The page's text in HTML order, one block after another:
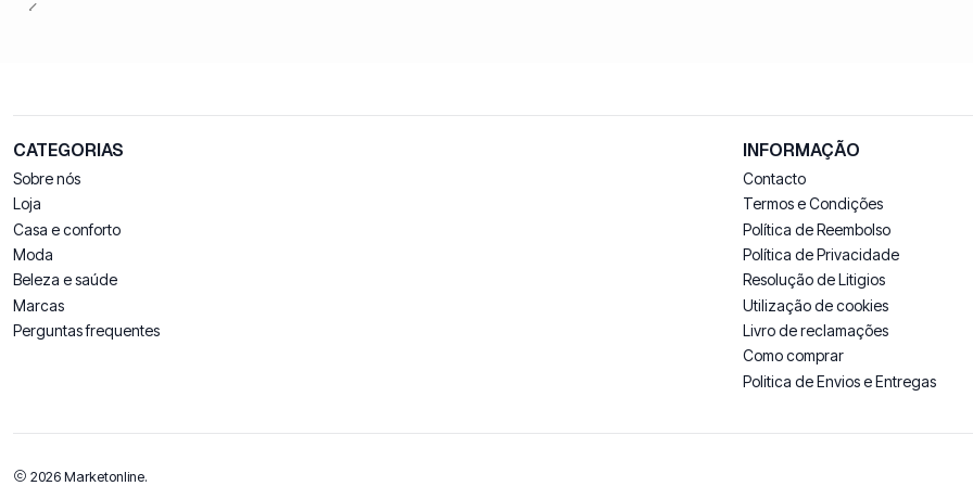
CATEGORIAS
Sobre nós
Loja
Casa e conforto
Moda
Beleza e saúde
Marcas
Perguntas frequentes
INFORMAÇÃO
Contacto
Termos e Condições
Política de Reembolso
Política de Privacidade
Resolução de Litigios
Utilização de cookies
Livro de reclamações
Como comprar
Politica de Envios e Entregas
2026 Marketonline.